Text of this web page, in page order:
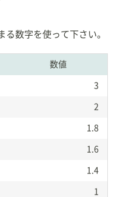
数字を使って下さい。
数値
3
2
1.8
1.6
1.4
1